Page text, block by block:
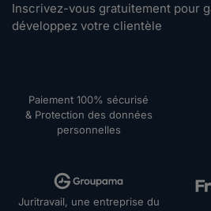
Inscrivez-vous gratuitement pour
développez votre clientèle
Paiement 100% sécurisé
& Protection des données
personnelles
Juritravail, une entreprise du